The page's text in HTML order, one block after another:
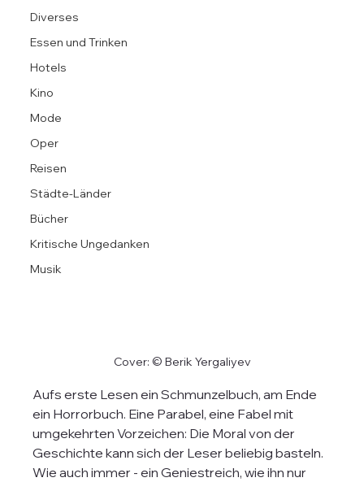
Diverses
Essen und Trinken
Hotels
Kino
Mode
Oper
Reisen
Städte-Länder
Bücher
Kritische Ungedanken
Musik
Cover: © Berik Yergaliyev
Aufs erste Lesen ein Schmunzelbuch, am Ende
ein Horrorbuch. Eine Parabel, eine Fabel mit
umgekehrten Vorzeichen: Die Moral von der
Geschichte kann sich der Leser beliebig basteln.
Wie auch immer - ein Geniestreich, wie ihn nur